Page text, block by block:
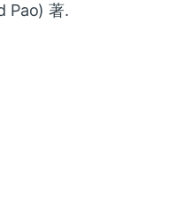
Pao) 著.